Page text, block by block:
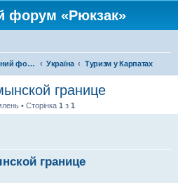
форум «Рюкзак»
Туристичний форум «Рюкзак» Україна Туризм у Карпатах
границе
• Сторінка 1 з 1
границе